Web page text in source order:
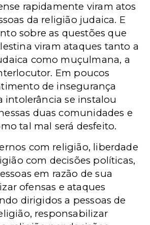
rapidamente viram atos
da religião judaica. E
sobre as questões que
viram ataques tanto a
como muçulmana, a
Em poucos
de insegurança
intolerância se instalou
duas comunidades e
tal mal será desfeito.
com religião, liberdade
com decisões políticas,
em razão de sua
ofensas e ataques
dirigidos a pessoas de
responsabilizar